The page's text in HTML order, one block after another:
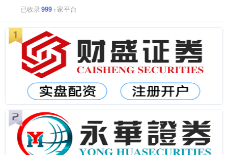
已收录999+家平台